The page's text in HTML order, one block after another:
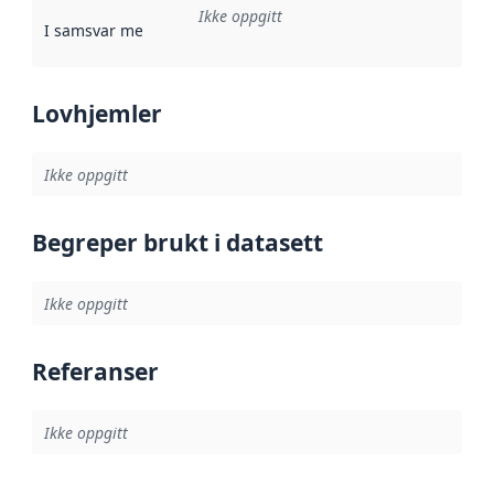
I samsvar med Referanse til en implementasjonsregel
Ikke oppgitt
Lovhjemler
Ikke oppgitt
Begreper brukt i datasett
Ikke oppgitt
Referanser
Ikke oppgitt